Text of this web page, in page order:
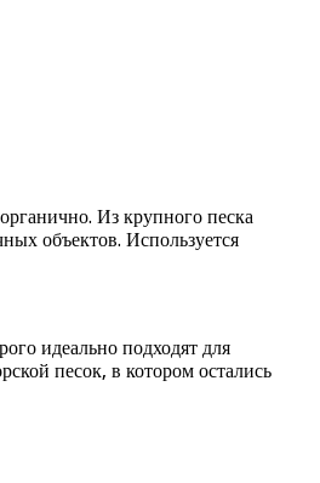
Из крупного песка
объектов. Используется
идеально подходят для
песок, в котором остались